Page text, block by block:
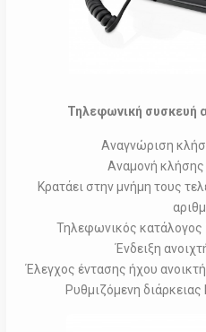
Τηλεφωνική συσκευή
Αναγνώριση
Αναμονή
Κρατάει στην μνήμη τους
Τηλεφωνικός
Ένδειξη
Έλεγχος έντασης ήχου
Ρυθμιζόμενη